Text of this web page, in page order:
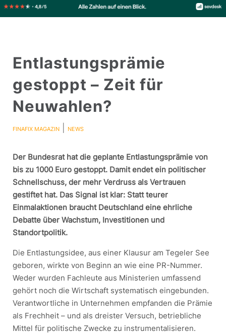
Entlastungsprämie
gestoppt – Zeit für
Neuwahlen?
FINAFIX MAGAZIN| NEWS
Der Bundesrat hat die geplante Entlastungsprämie von
bis zu 1000 Euro gestoppt. Damit endet ein politischer
Schnellschuss, der mehr Verdruss als Vertrauen
gestiftet hat. Das Signal ist klar: Statt teurer
Einmalaktionen braucht Deutschland eine ehrliche
Debatte über Wachstum, Investitionen und
Standortpolitik.
Die Entlastungsidee, aus einer Klausur am Tegeler See
geboren, wirkte von Beginn an wie eine PR-Nummer.
Weder wurden Fachleute aus Ministerien umfassend
gehört noch die Wirtschaft systematisch eingebunden.
Verantwortliche in Unternehmen empfanden die Prämie
als Frechheit – und als dreister Versuch, betriebliche
Mittel für politische Zwecke zu instrumentalisieren.